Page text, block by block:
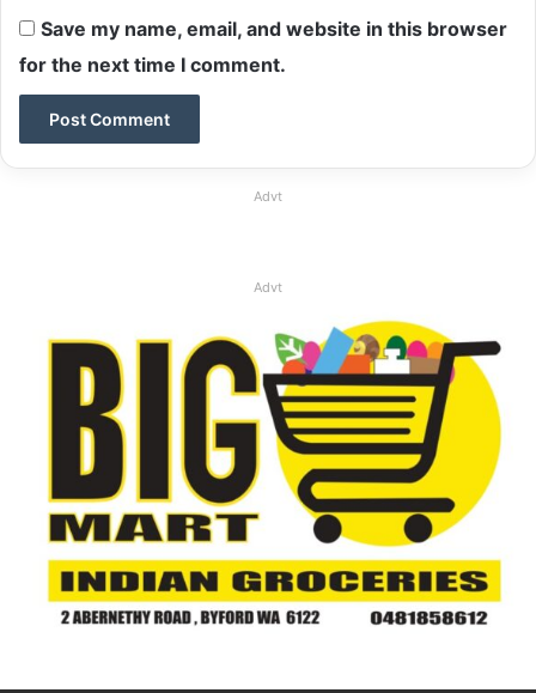
Save my name, email, and website in this browser
for the next time I comment.
Advt
Advt